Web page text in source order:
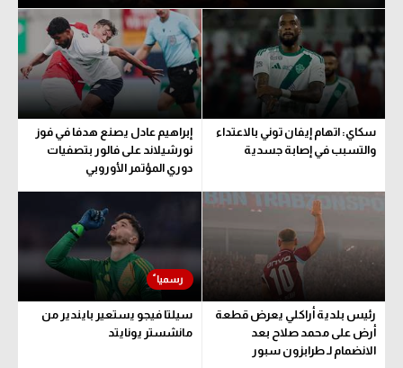
الوطن العربي
في المونديال
رياضة نسائية
آسيا
ركن الألعاب
أقسام خاصة
ميركاتو
سكاي: اتهام إيفان توني بالاعتداء
والتسبب في إصابة جسدية
إبراهيم عادل يصنع هدفا في فوز
نورشيلاند على فالور بتصفيات
دوري المؤتمر الأوروبي
رئيس بلدية أراكلي يعرض قطعة
أرض على محمد صلاح بعد
الانضمام لـ طرابزون سبور
سيلتا فيجو يستعير بايندير من
مانشستر يونايتد